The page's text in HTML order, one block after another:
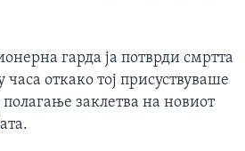
гарда ја потврди смртта
откако тој присуствуваше
заклетва на новиот